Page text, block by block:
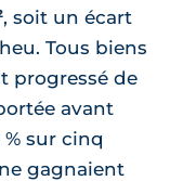
, soit un écart
Tous biens
progressé de
avant
sur cinq
gagnaient